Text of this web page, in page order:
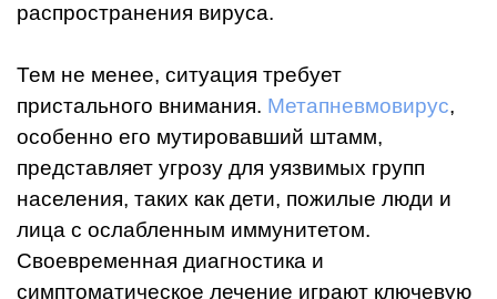
распространения вируса.
Тем не менее, ситуация требует
пристального внимания. Метапневмовирус,
особенно его мутировавший штамм,
представляет угрозу для уязвимых групп
населения, таких как дети, пожилые люди и
лица с ослабленным иммунитетом.
Своевременная диагностика и
симптоматическое лечение играют ключевую